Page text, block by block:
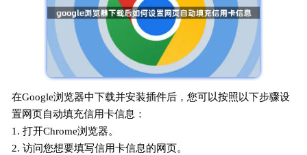
在Google浏览器中下载并安装插件后，您可以按照以下步骤设
置网页自动填充信用卡信息：
1. 打开Chrome浏览器。
2. 访问您想要填写信用卡信息的网页。